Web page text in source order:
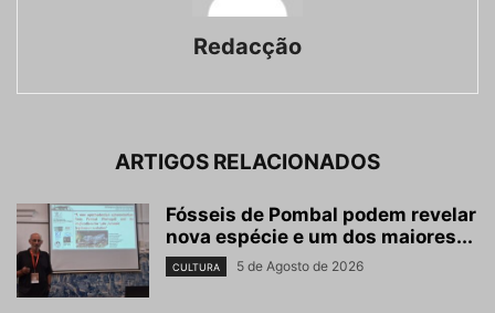
Redacção
ARTIGOS RELACIONADOS
Fósseis de Pombal podem revelar
nova espécie e um dos maiores...
CULTURA 5 de Agosto de 2026